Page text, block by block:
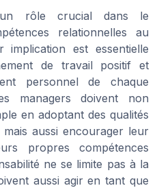
rôle crucial dans le
relationnelles au
est essentielle
de travail positif et
personnel de chaque
managers doivent non
en adoptant des qualités
aussi encourager leur
propres compétences
ne se limite pas à la
aussi agir en tant que